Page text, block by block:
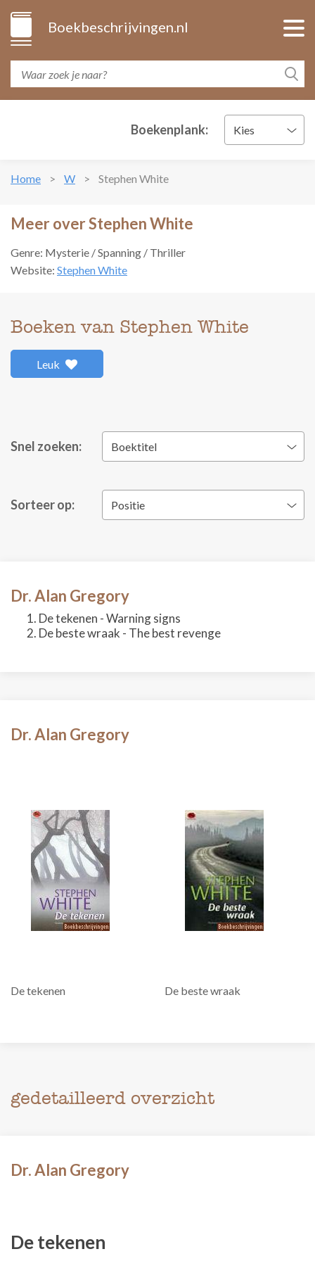
Boekbeschrijvingen.nl
Boekenplank: Kies
Home W Stephen White
Meer over Stephen White
Genre: Mysterie / Spanning / Thriller
Website: Stephen White
Boeken van Stephen White
Leuk
Snel zoeken: Boektitel
Sorteer op: Positie
Dr. Alan Gregory
De tekenen - Warning signs
De beste wraak - The best revenge
Dr. Alan Gregory
De tekenen De beste wraak
gedetailleerd overzicht
Dr. Alan Gregory
De tekenen